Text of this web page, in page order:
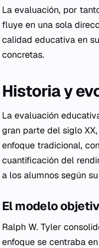
La evaluación, por
fluye en una sola
calidad educativa en
concretas.
Historia y
La evaluación
gran parte del siglo
enfoque tradicional,
cuantificación del
a los alumnos según
El modelo
Ralph W. Tyler
enfoque se centraba